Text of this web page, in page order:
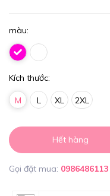
màu:
Kích thước:
M L XL 2XL
Hết hàng
Gọi đặt mua: 0986486113